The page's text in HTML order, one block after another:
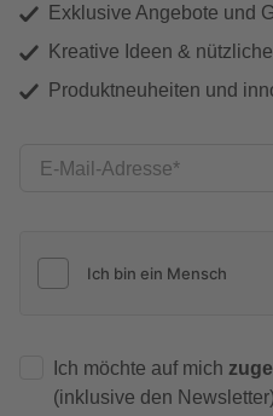
Exklusive Angebote und
Kreative Ideen &
Produktneuheiten und
E-Mail-Adresse
Ich möchte auf mich
(inklusive den